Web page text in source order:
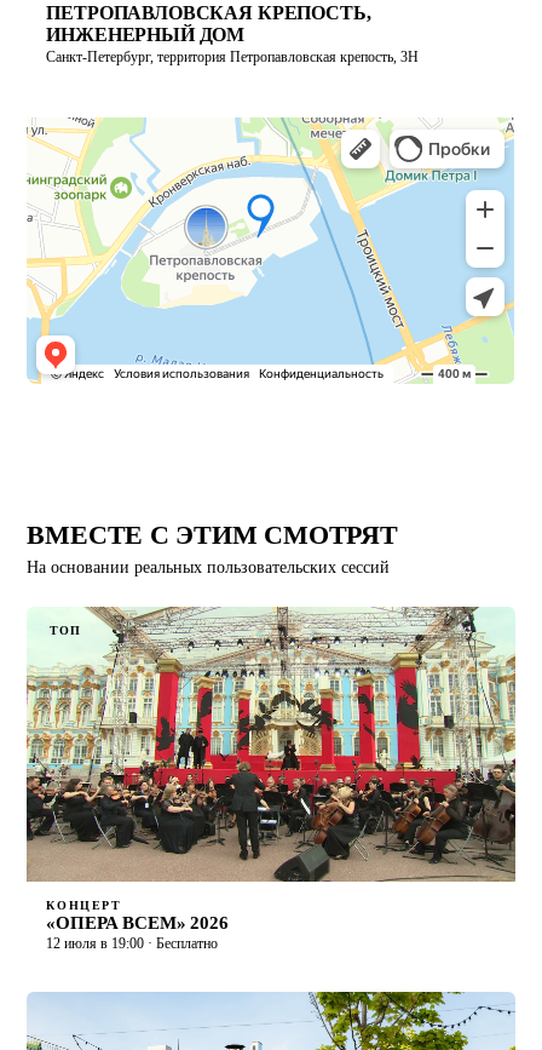
ПЕТРОПАВЛОВСКАЯ КРЕПОСТЬ,
ИНЖЕНЕРНЫЙ ДОМ
Санкт-Петербург, территория Петропавловская крепость, 3Н
ВМЕСТЕ С ЭТИМ СМОТРЯТ
На основании реальных пользовательских сессий
ТОП
КОНЦЕРТ
«ОПЕРА ВСЕМ» 2026
12 июля в 19:00 · Бесплатно